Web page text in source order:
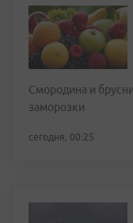
Смородина и
заморозки
сегодня, 00:25